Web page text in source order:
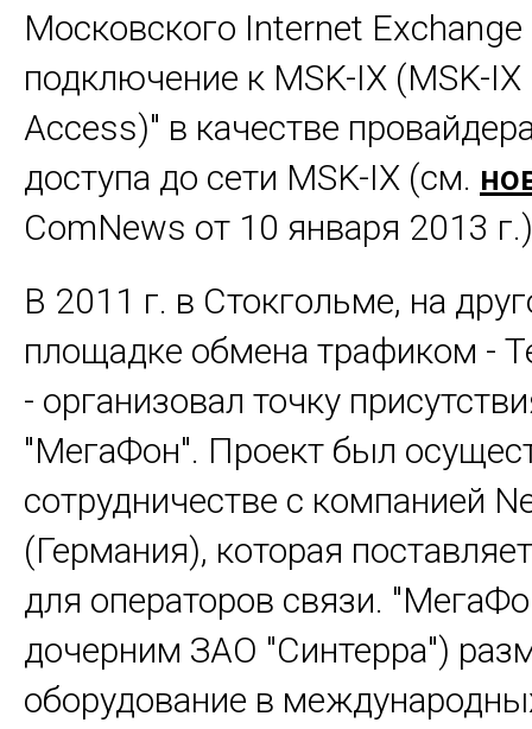
Московского Internet
подключение к MSK-IX (MSK-
Access)" в качестве
доступа до сети MSK-IX (см.
ComNews от 10 января 2013
В 2011 г. в Стокгольме, на
площадке обмена трафиком -
- организовал точку
"МегаФон". Проект был
сотрудничестве с компанией
(Германия), которая
для операторов связи.
дочерним ЗАО "Синтерра")
оборудование в